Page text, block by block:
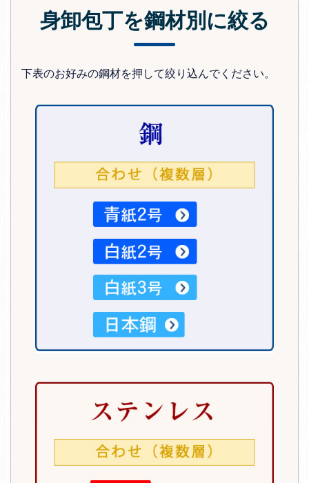
身卸包丁を鋼材別に絞る
下表のお好みの鋼材を押して絞り込んでください。